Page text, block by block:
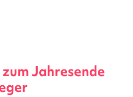
Jahresende